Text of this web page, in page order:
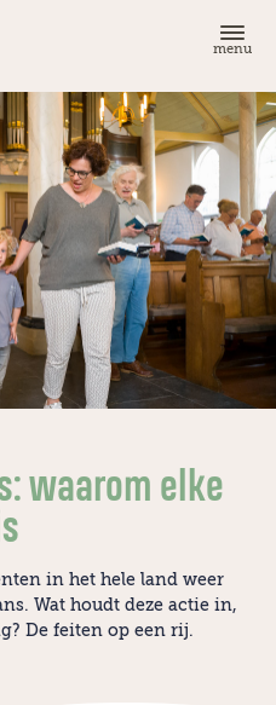
menu
waarom elke
in het hele land weer
Wat houdt deze actie in,
De feiten op een rij.